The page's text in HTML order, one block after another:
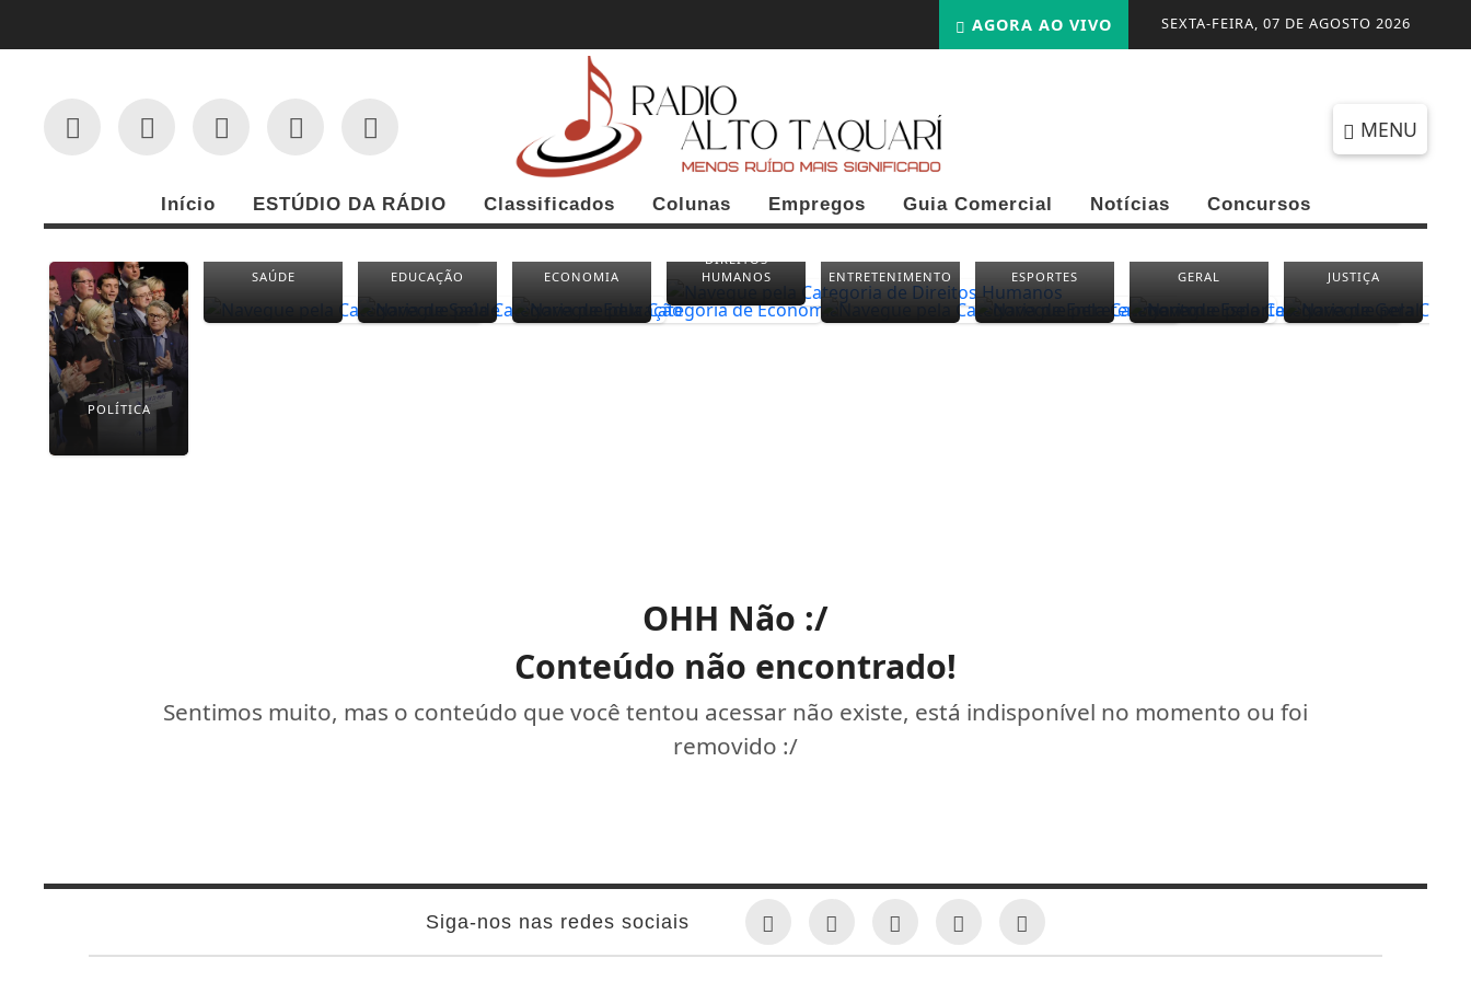
SEXTA-FEIRA, 07 DE AGOSTO 2026
AGORA AO VIVO
MENU
Início ESTÚDIO DA RÁDIO Classificados Colunas Empregos Guia Comercial Notícias Concursos
POLÍTICA
SAÚDE EDUCAÇÃO ECONOMIA
DIREITOS
HUMANOS
ENTRETENIMENTO ESPORTES GERAL JUSTIÇA
OHH Não :/
Conteúdo não encontrado!
Sentimos muito, mas o conteúdo que você tentou acessar não existe, está indisponível no momento ou foi
removido :/
Siga-nos nas redes sociais